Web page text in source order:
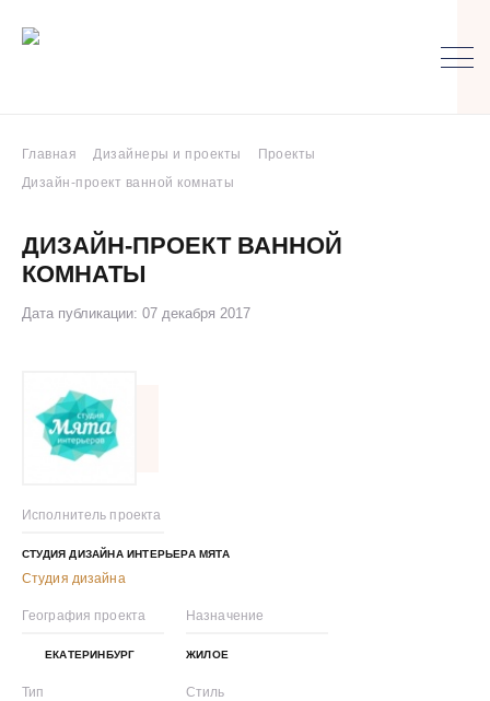
Главная Дизайнеры и проекты
Проекты
Дизайн-проект ванной комнаты
ДИЗАЙН-ПРОЕКТ ВАННОЙ
КОМНАТЫ
Дата публикации: 07 декабря 2017
Исполнитель проекта
СТУДИЯ ДИЗАЙНА ИНТЕРЬЕРА МЯТА
Студия дизайна
География проекта
ЕКАТЕРИНБУРГ
Назначение
ЖИЛОЕ
Тип Стиль